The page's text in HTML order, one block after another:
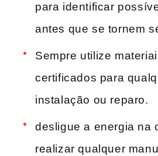
para ‌identificar
antes que se tornem
Sempre utilize
certificados para
instalação ou reparo.
desligue a energia na
realizar qualquer